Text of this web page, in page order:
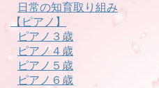
日常の知育取り組み
【ピアノ】
ピアノ３歳
ピアノ４歳
ピアノ５歳
ピアノ６歳